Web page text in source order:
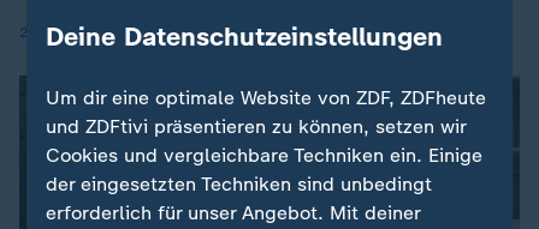
22.06.2026 | 16:00
Deine Datenschutzeinstellungen
Um dir eine optimale Website von ZDF, ZDFheute
und ZDFtivi präsentieren zu können, setzen wir
Cookies und vergleichbare Techniken ein. Einige
der eingesetzten Techniken sind unbedingt
erforderlich für unser Angebot. Mit deiner